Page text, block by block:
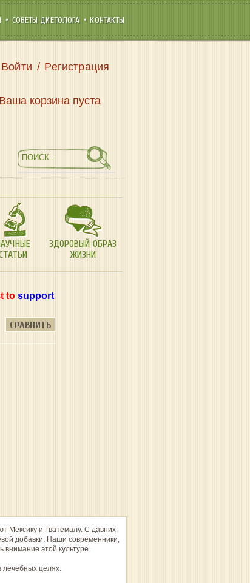
СОВЕТЫ ДИЕТОЛОГА КОНТАКТЫ
Войти / Регистрация
Ваша корзина пуста
ЗДОРОВЫЙ ОБРАЗ
ЖИЗНИ
to support
СРАВНИТЬ
Мексику и Гватемалу. С давних
добавки. Наши современники,
этой культуре.
лечебных целях.